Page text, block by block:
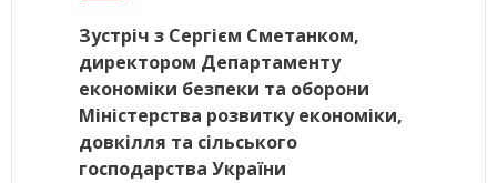
Зустріч з Сергієм Сметанком,
директором Департаменту
економіки безпеки та оборони
Міністерства розвитку економіки,
довкілля та сільського
господарства України